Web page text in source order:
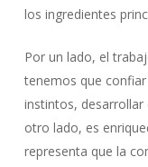
los ingredientes
Por un lado, el
tenemos que
instintos,
otro lado, es
representa que la